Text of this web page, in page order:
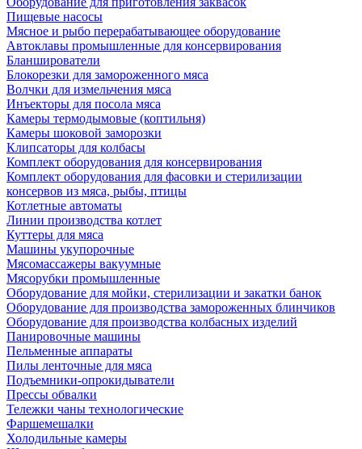
Пищевые насосы
Мясное и рыбо перерабатывающее оборудование
Автоклавы промышленные для консервирования
Бланширователи
Блокорезки для замороженного мяса
Волчки для измельчения мяса
Инъекторы для посола мяса
Камеры термодымовые (коптильня)
Камеры шоковой заморозки
Клипсаторы для колбасы
Комплект оборудования для консервирования
Комплект оборудования для фасовки и стерилизации
консервов из мяса, рыбы, птицы
Котлетные автоматы
Линии производства котлет
Куттеры для мяса
Машины укупорочные
Мясомассажеры вакуумные
Мясорубки промышленные
Оборудование для мойки, стерилизации и закатки банок
Оборудование для производства замороженных блинчиков
Оборудование для производства колбасных изделий
Панировочные машины
Пельменные аппараты
Пилы ленточные для мяса
Подъемники-опрокидыватели
Прессы обвалки
Тележки чаны технологические
Фаршемешалки
Холодильные камеры